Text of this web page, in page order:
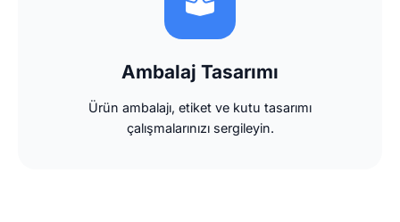
Ambalaj Tasarımı
Ürün ambalajı, etiket ve kutu tasarımı
çalışmalarınızı sergileyin.